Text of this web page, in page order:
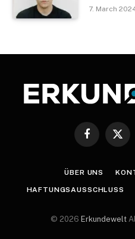
7. March
Facebook
X
ÜBER UNS
HAFTUNGSAUSSCHLUSS
© 2026 Erkundewelt